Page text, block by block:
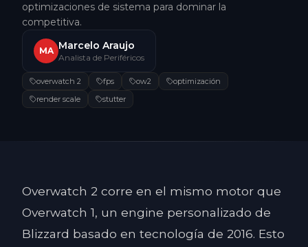
optimizaciones de sistema para dominar la
competitiva.
MA Marcelo Araujo
Analista de Periféricos
overwatch 2 fps ow2
optimización
render scale
stutter
Overwatch 2 corre en el mismo motor que
Overwatch 1, un engine personalizado de
Blizzard basado en tecnología de 2016. Esto